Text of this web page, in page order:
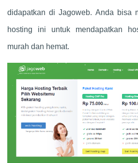
didapatkan di Jagoweb. Anda bisa
hosting ini untuk mendapatkan
murah dan hemat.